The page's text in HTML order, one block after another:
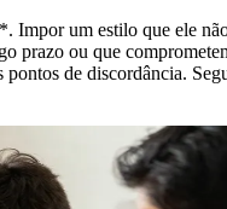
um estilo que ele
prazo ou que
de discordância.